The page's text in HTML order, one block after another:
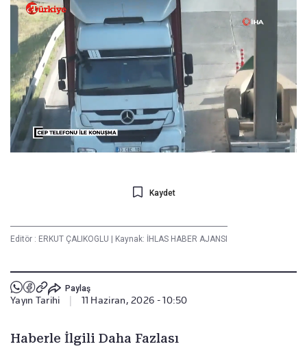
Kaydet
Editör : ERKUT ÇALIKOGLU Kaynak: İHLAS HABER AJANSI
Paylaş
Yayın Tarihi 11 Haziran, 2026 - 10:50
Haberle İlgili Daha Fazlası